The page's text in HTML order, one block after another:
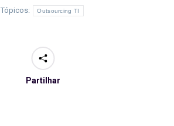
Tópicos: Outsourcing TI
Partilhar